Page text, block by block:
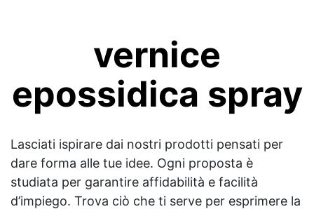
vernice
epossidica spray
Lasciati ispirare dai nostri prodotti pensati per
dare forma alle tue idee. Ogni proposta è
studiata per garantire affidabilità e facilità
d’impiego. Trova ciò che ti serve per esprimere la